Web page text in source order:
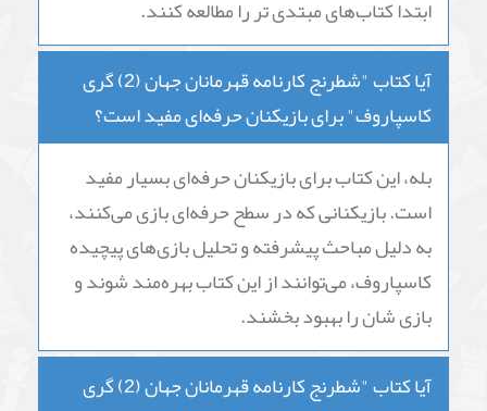
آیا کتاب "شطرنج کارنامه قهرمانان جهان (2) گری
کاسپاروف" مناسب برای مبتدیان است؟
این کتاب به دلیل محتوای پیشرفته‌ای که دارد،
بیشتر برای بازیکنان حرفه‌ای و متوسط است. به هر
حال، مبتدیان نیز می‌توانند از این کتاب بهره‌مند
شوند و بازی خود را بهبود بخشند، اما بهتر است
ابتدا کتاب‌های مبتدی تر را مطالعه کنند.
آیا کتاب "شطرنج کارنامه قهرمانان جهان (2) گری
کاسپاروف" برای بازیکنان حرفه‌ای مفید است؟